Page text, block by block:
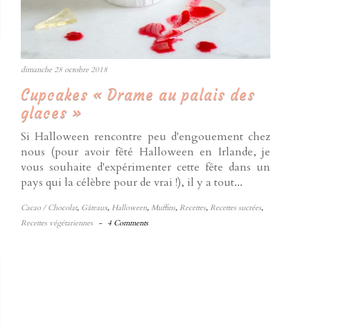
dimanche 28 octobre 2018
Cupcakes « Drame au palais des
glaces »
Si Halloween rencontre peu d'engouement chez
nous (pour avoir fêté Halloween en Irlande, je
vous souhaite d'expérimenter cette fête dans un
pays qui la célèbre pour de vrai !), il y a tout...
Cacao / Chocolat, Gâteaux, Halloween, Muffins, Recettes, Recettes sucrées,
Recettes végétariennes - 4 Comments